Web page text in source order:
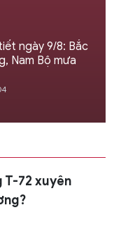
ngày 9/8: Bắc
Nam Bộ mưa
T-72 xuyên